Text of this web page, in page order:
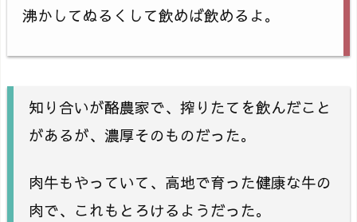
沸かしてぬるくして飲めば飲めるよ。
知り合いが酪農家で、搾りたてを飲んだこと
があるが、濃厚そのものだった。
肉牛もやっていて、高地で育った健康な牛の
肉で、これもとろけるようだった。